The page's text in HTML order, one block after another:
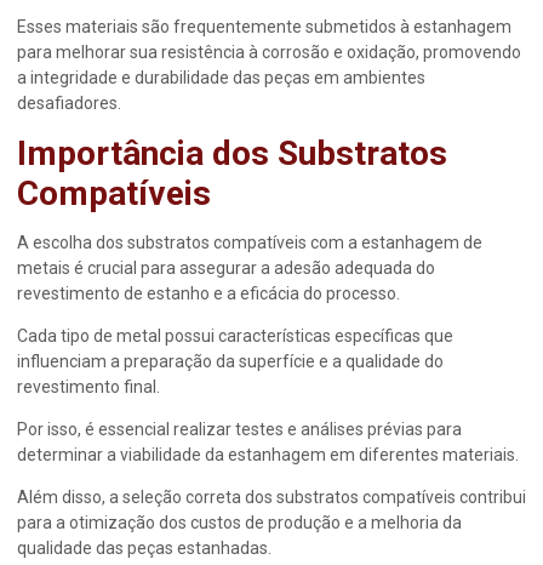
Esses materiais são frequentemente submetidos à estanhagem
para melhorar sua resistência à corrosão e oxidação, promovendo
a integridade e durabilidade das peças em ambientes
desafiadores.
Importância dos Substratos
Compatíveis
A escolha dos substratos compatíveis com aestanhagem de
metais é crucial para assegurar a adesão adequada do
revestimento de estanho e a eficácia do processo.
Cada tipo de metal possui características específicas que
influenciam a preparação da superfície e a qualidade do
revestimento final.
Por isso, é essencial realizar testes e análises prévias para
determinar a viabilidade da estanhagem em diferentes materiais.
Além disso, a seleção correta dos substratos compatíveis contribui
para a otimização dos custos de produção e a melhoria da
qualidade das peças estanhadas.